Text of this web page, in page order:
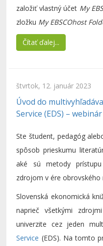
založiť vlastný účet My
zložku My EBSCOhost
Čítať ďalej...
štvrtok, 12. január 2023
Úvod do
Service (EDS) –
Ste študent, pedagóg
spôsob prieskumu
aké sú metody
zdrojom v ére
Slovenská ekonomická
naprieč všetkými
univerzite cez jeden
Service (EDS). Na tomto